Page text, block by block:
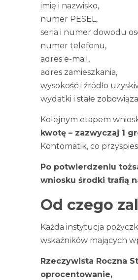
imię i nazwisko,
numer PESEL,
seria i numer dowodu
numer telefonu,
adres e-mail,
adres zamieszkania,
wysokość i źródło
wydatki i stałe
Kolejnym etapem
kwotę – zazwyczaj 1
Kontomatik, co
Po potwierdzeniu
wniosku środki trafią
Od czego
Każda instytucja
wskaźników mających
Rzeczywista Roczna
oprocentowanie,